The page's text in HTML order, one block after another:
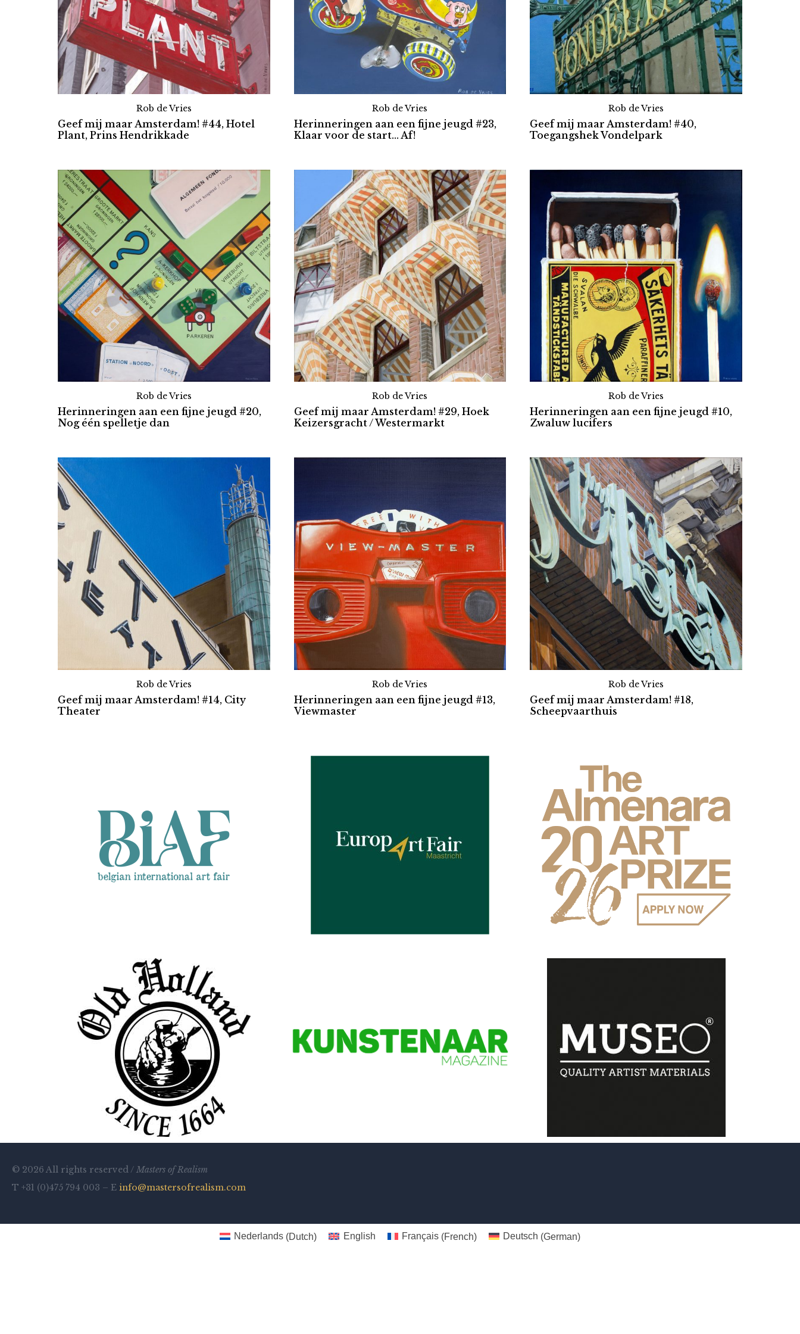
Rob de Vries
Geef mij maar Amsterdam! #44, Hotel
Plant, Prins Hendrikkade
Rob de Vries
Herinneringen aan een fijne jeugd #23,
Klaar voor de start... Af!
Rob de Vries
Geef mij maar Amsterdam! #40,
Toegangshek Vondelpark
Rob de Vries
Herinneringen aan een fijne jeugd #20,
Nog één spelletje dan
Rob de Vries
Geef mij maar Amsterdam! #29, Hoek
Keizersgracht / Westermarkt
Rob de Vries
Herinneringen aan een fijne jeugd #10,
Zwaluw lucifers
Rob de Vries
Geef mij maar Amsterdam! #14, City
Theater
Rob de Vries
Herinneringen aan een fijne jeugd #13,
Viewmaster
Rob de Vries
Geef mij maar Amsterdam! #18,
Scheepvaarthuis
Partners
© 2026 All rights reserved / Masters of Realism
T +31 (0)475 794 003 – E info@mastersofrealism.com
Nederlands (Dutch) English Français(French) Deutsch (German)